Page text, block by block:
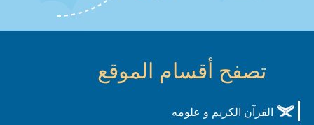
تصفح أقسام الموقع
القرآن الكريم و علومه